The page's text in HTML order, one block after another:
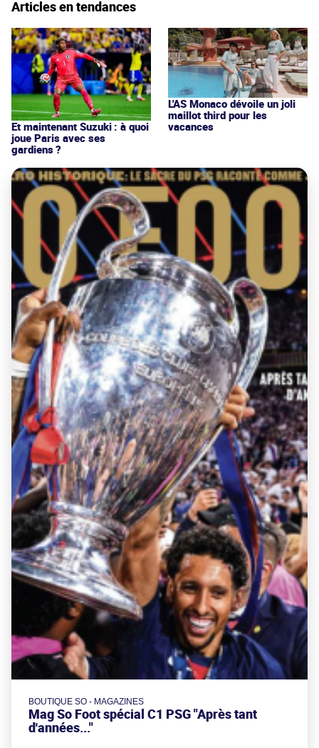
Articles en tendances
Et maintenant Suzuki : à quoi
joue Paris avec ses
gardiens ?
L'AS Monaco dévoile un joli
maillot third pour les
vacances
BOUTIQUE SO - MAGAZINES
Mag So Foot spécial C1 PSG "Après tant
d'années..."